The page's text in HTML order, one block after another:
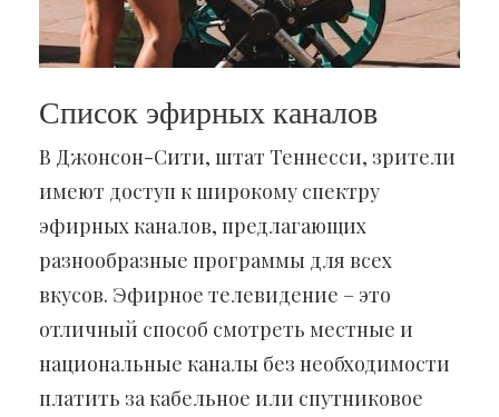
Список эфирных каналов
В Джонсон-Сити, штат Теннесси, зрители
имеют доступ к широкому спектру
эфирных каналов, предлагающих
разнообразные программы для всех
вкусов. Эфирное телевидение – это
отличный способ смотреть местные и
национальные каналы без необходимости
платить за кабельное или спутниковое